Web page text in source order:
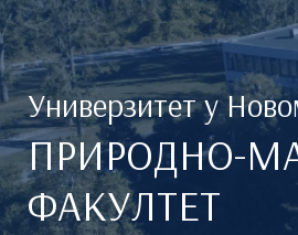
Скип то маин цонтент
Универзитет у
ПРИРОДНО-
ФАКУЛТЕТ